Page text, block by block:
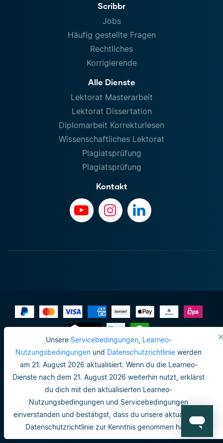
Unsere Servicebedingungen, Learneo-
Nutzungsbedingungen und Datenschutzrichtlinie werden
am 21. August 2026 aktualisiert. Wenn du die Learneo-
Dienste nach dem 21. August 2026 weiterhin nutzt, erklärst
du dich mit den aktualisierten Learneo-
Nutzungsbedingungen und Servicebedingungen
einverstanden und bestätigst, dass du unsere aktualisierte
Datenschutzrichtlinie zur Kenntnis genommen hast.
Scribbr
Jobs
Häufig gestellte Fragen
Rechtliches
Korrigierende
Alle Dienste
Lektorat Masterarbeit
Lektorat Dissertation
Diplomarbeit Korrekturlesen
Wissenschaftliches Lektorat
Plagiatsprüfung
Plagiatsprüfung
Kontakt
Impressum
Datenschutzrichtlinie
Do not sell or share my personal info
Nutzungsbedingungen
Datenschutzrichtlinie